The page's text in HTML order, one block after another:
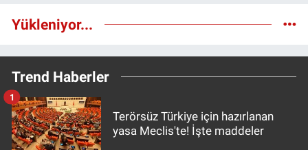
Yükleniyor...
Trend Haberler
Terörsüz Türkiye için hazırlanan
yasa Meclis'te! İşte maddeler
1